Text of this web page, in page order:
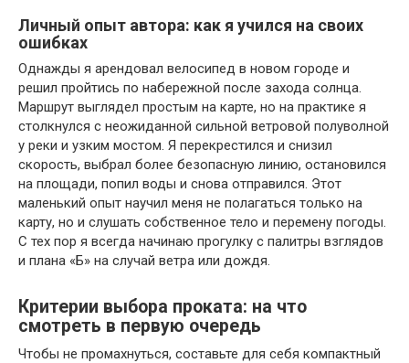
Личный опыт автора: как я учился на своих
ошибках
Однажды я арендовал велосипед в новом городе и
решил пройтись по набережной после захода солнца.
Маршрут выглядел простым на карте, но на практике я
столкнулся с неожиданной сильной ветровой полуволной
у реки и узким мостом. Я перекрестился и снизил
скорость, выбрал более безопасную линию, остановился
на площади, попил воды и снова отправился. Этот
маленький опыт научил меня не полагаться только на
карту, но и слушать собственное тело и перемену погоды.
С тех пор я всегда начинаю прогулку с палитры взглядов
и плана «Б» на случай ветра или дождя.
Критерии выбора проката: на что
смотреть в первую очередь
Чтобы не промахнуться, составьте для себя компактный